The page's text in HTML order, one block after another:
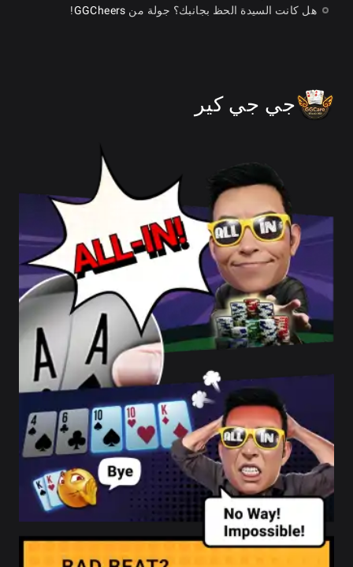
هل كانت السيدة الحظ بجانبك؟ جولة من GGCheers
!
جي جي كير